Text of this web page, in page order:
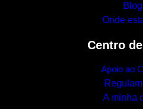
Blog
Onde
Centro
Apoio ao
A minha